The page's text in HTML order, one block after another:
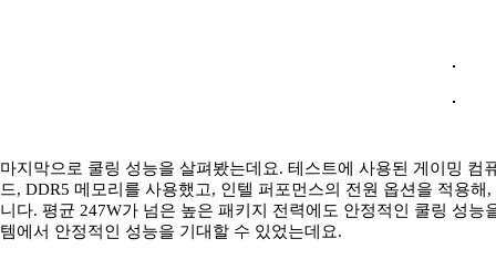
마지막으로 쿨링 성능을 살펴봤는데요. 테스트에 사용된 게이밍 컴
드, DDR5 메모리를 사용했고, 인텔 퍼포먼스의 전원 옵션을 적용
니다. 평균 247W가 넘은 높은 패키지 전력에도 안정적인 쿨링 성
템에서 안정적인 성능을 기대할 수 있었는데요.